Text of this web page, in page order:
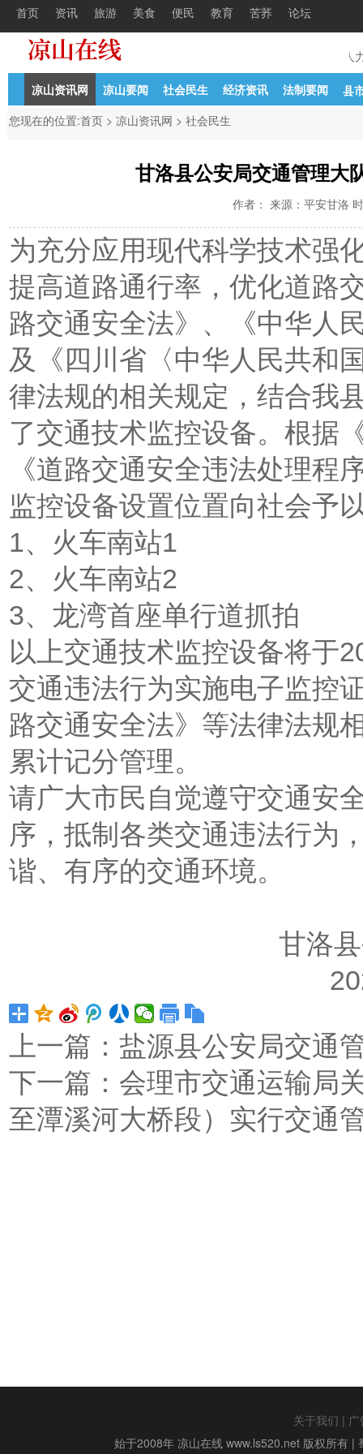
首页 资讯 旅游 美食 便民 教育 苦荞 论坛
年初公开考核招聘中学教 中共凉山州委组织部凉山州人
凉山资讯网 凉山要闻 社会民生 经济资讯 法制要闻
县
您现在的位置:首页 > 凉山资讯网 > 社会民生
甘洛县公安局交通管理大
作者： 来源：平安甘洛
为充分应用现代科学技术强
提高道路通行率，优化道路
路交通安全法》、《中华人
及《四川省〈中华人民共和
律法规的相关规定，结合我
了交通技术监控设备。根据
《道路交通安全违法处理程
监控设备设置位置向社会予
1、火车南站1
2、火车南站2
3、龙湾首座单行道抓拍
以上交通技术监控设备将于
交通违法行为实施电子监控
路交通安全法》等法律法规
累计记分管理。
请广大市民自觉遵守交通安
序，抵制各类交通违法行为
谐、有序的交通环境。
甘洛县公安局
2023年11
上一篇： 盐源县公安局交通
下一篇： 会理市交通运输局
至潭溪河大桥段）实行交通
关于我们 |
始于2008年 凉山在线 www.ls520.net 版权所有